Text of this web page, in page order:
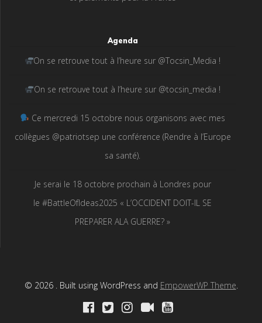
Agenda
On se retrouve tout à l’heure sur @Tocsin_Media !
On se retrouve tout à l’heure sur @tocsin_media !
Ce mercredi 15 octobre nous organisons avec mes
collègues @patriotsep une conférence (Rendre à l’Europe
sa santé).
Je serai le 18 octobre prochain à Londres pour
le #BattleOfIdeas2025 « L’OCCIDENT DOIT-IL SE
PREPARER ALA GUERRE? »
© 2026 . Built using WordPress and EmpowerWP Theme.